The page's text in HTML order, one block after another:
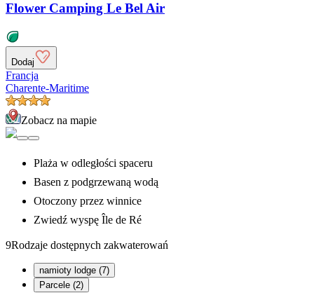
Flower Camping Le Bel Air
Dodaj
Francja
Charente-Maritime
Zobacz na mapie
Plaża w odległości spaceru
Basen z podgrzewaną wodą
Otoczony przez winnice
Zwiedź wyspę Île de Ré
9Rodzaje dostępnych zakwaterowań
namioty lodge (7)
Parcele (2)